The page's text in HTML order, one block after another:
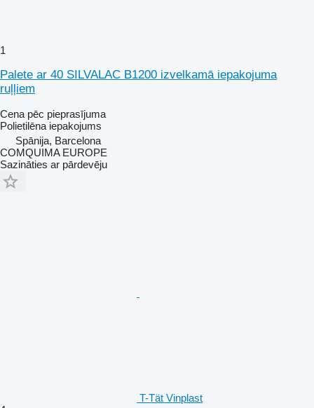
1
Palete ar 40 SILVALAC B1200 izvelkamā iepakojuma
ruļļiem
Cena pēc pieprasījuma
Polietilēna iepakojums
Spānija, Barcelona
COMQUIMA EUROPE
Sazināties ar pārdevēju
T-Tät Vinplast